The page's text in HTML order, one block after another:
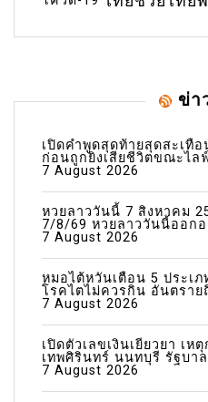
ข่า
เปิดคำพูดสุดท้ายสุดสะเทื
ก่อนถูกยิงเสียชีวิตขณะไล
7 August 2026
หวยลาววันนี้ 7 สิงหาคม
7/8/69 หวยลาววันนี้ออกอ
7 August 2026
หมอไต้หวันเตือน 5 ประเ
โรคไตไม่ควรกิน อันตราย
7 August 2026
เปิดตัวเลขเงินเยียวยา เห
เทพศิรินทร์ นนทบุรี รัฐบาล
7 August 2026